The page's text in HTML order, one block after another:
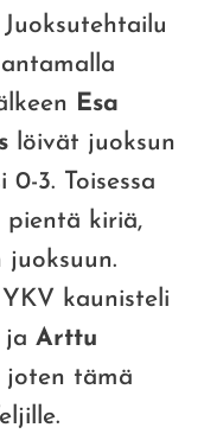
Esa
löivät juoksun
3. Toisessa
pientä kiriä,
kaunisteli
ja Arttu
joten tämä